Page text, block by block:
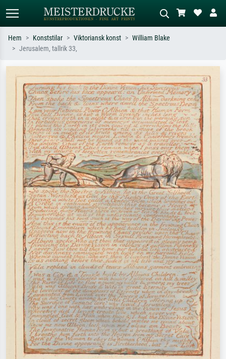
Sök efter konstnär, titel eller stil –
t.ex. Monet, Stjärnenatt,
impressionism, Hokusai-våg, naken.
Beskriv scenen – t.ex. grön äng,
abstrakt med mycket rött, mörk
oljemålning, stående naken bredvid ett
träd.
Hem Konststilar Viktoriansk konst
William Blake
Jerusalem, tallrik 33,